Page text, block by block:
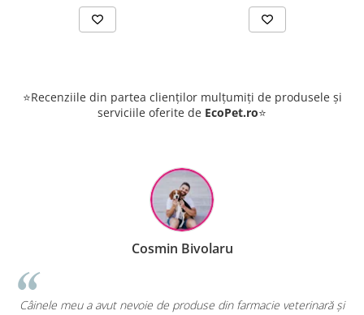
⭐Recenziile din partea clienților mulțumiți de produsele și
serviciile oferite de EcoPet.ro⭐
Cosmin Bivolaru
Câinele meu a avut nevoie de produse din farmacie veterinară și